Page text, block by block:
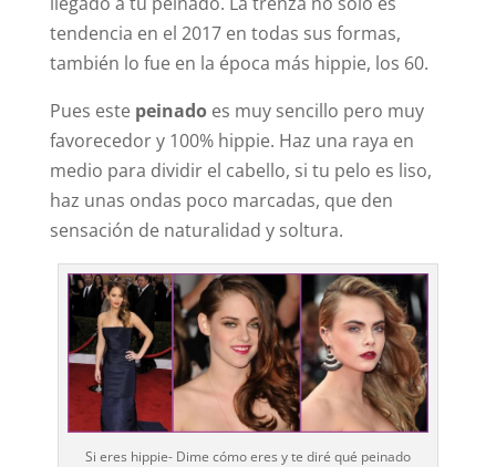
tendencia en el 2017 en todas sus formas,
también lo fue en la época más hippie, los 60.
Pues este peinadoes muy sencillo pero muy
favorecedor y 100% hippie. Haz una raya en
medio para dividir el cabello, si tu pelo es liso,
haz unas ondas poco marcadas, que den
sensación de naturalidad y soltura.
Si eres hippie- Dime cómo eres y te diré qué peinado